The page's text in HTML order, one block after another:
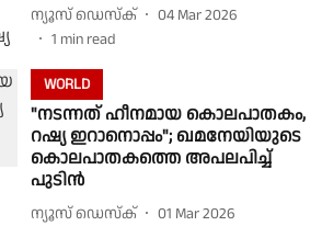
ന്യൂസ് ഡെസ്ക്
04 Mar 2026
1 min read
WORLD
"നടന്നത് ഹീനമായ കൊലപാതകം,
റഷ്യ ഇറാനൊപ്പം"; ഖമനേയിയുടെ
കൊലപാതകത്തെ അപലപിച്ച്
പുടിൻ
ന്യൂസ് ഡെസ്ക്
01 Mar 2026